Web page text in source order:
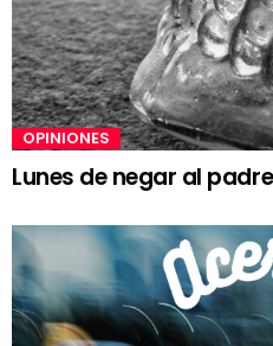
OPINIONES
Lunes de negar al